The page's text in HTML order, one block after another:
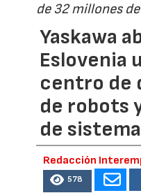
de 32 millones
Yaskawa
Eslovenia
centro de
de robots
de
Redacción
578